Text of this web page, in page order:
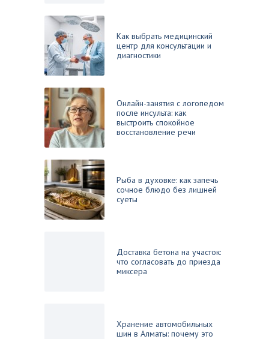
Как выбрать медицинский
центр для консультации и
диагностики
Онлайн-занятия с логопедом
после инсульта: как
выстроить спокойное
восстановление речи
Рыба в духовке: как запечь
сочное блюдо без лишней
суеты
Доставка бетона на участок:
что согласовать до приезда
миксера
Хранение автомобильных
шин в Алматы: почему это